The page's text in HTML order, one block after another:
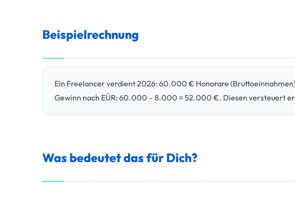
Beispielrechnung
Ein Freelancer verdient 2026: 60.000 € Honorare
Gewinn nach EÜR: 60.000 – 8.000 = 52.000 €. Diesen versteuert
Was bedeutet das für Dich?